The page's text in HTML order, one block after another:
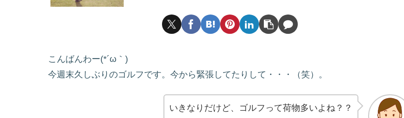
こんばんわー(*´ω｀)
今週末久しぶりのゴルフです。今から緊張してたりして・・・（笑）。
いきなりだけど、ゴルフって荷物多いよね？？